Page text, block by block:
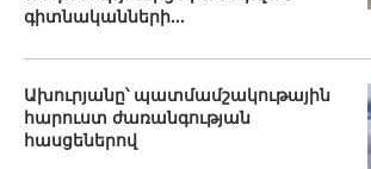
գիտնականների...
Ախուրյանը՝ պատմամշակութային
հարուստ ժառանգության
հասցեներով